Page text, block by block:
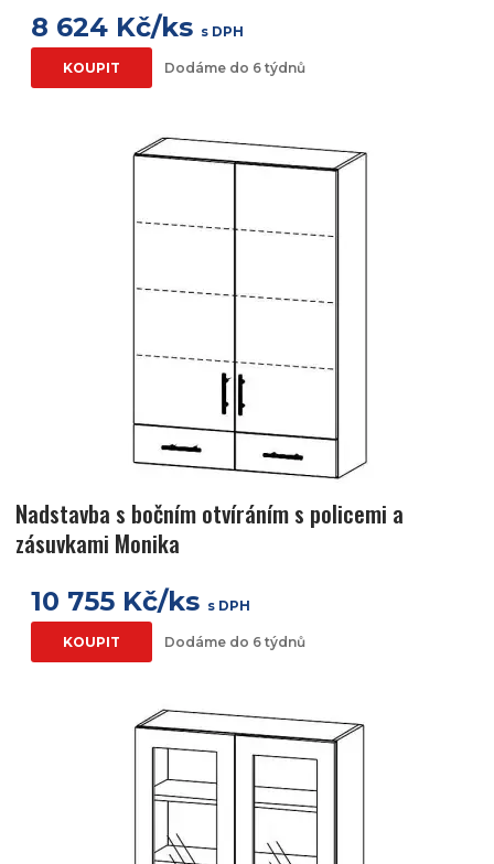
8 624 Kč/ks s DPH
KOUPIT Dodáme do 6 týdnů
Nadstavba s bočním otvíráním s policemi a
zásuvkami Monika
10 755 Kč/ks s DPH
KOUPIT Dodáme do 6 týdnů